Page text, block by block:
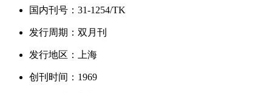
国内刊号： 31-1254/TK
发行周期： 双月刊
发行地区： 上海
创刊时间： 1969